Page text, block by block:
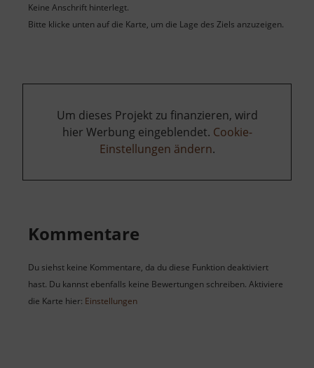
Keine Anschrift hinterlegt.
Bitte klicke unten auf die Karte, um die Lage des Ziels anzuzeigen.
Um dieses Projekt zu finanzieren, wird
hier Werbung eingeblendet. Cookie-
Einstellungen ändern.
Kommentare
Du siehst keine Kommentare, da du diese Funktion deaktiviert
hast. Du kannst ebenfalls keine Bewertungen schreiben. Aktiviere
die Karte hier: Einstellungen